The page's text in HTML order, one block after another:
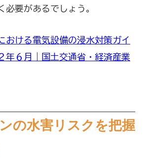
必要があるでしょう。
おける電気設備の浸水対策ガイ
年６月｜国土交通省・経済産業
の水害リスクを把握